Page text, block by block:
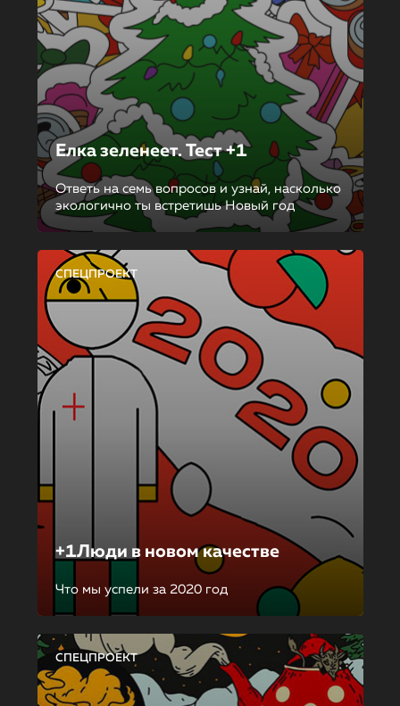
Елка зеленеет. Тест +1
Ответь на семь вопросов и узнай, насколько
экологично ты встретишь Новый год
СПЕЦПРОЕКТ
+1Люди в новом качестве
Что мы успели за 2020 год
СПЕЦПРОЕКТ